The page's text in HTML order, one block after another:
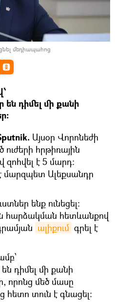
մեդիապահոց
են դիմել մի քանի
Այսօր Վորոնեժի
հրթիռային
է 5 մարդ։
է մարզպետ Ալեքսանդր
ենք ունեցել։
հարձակման հետևանքով
ալիքում գրել է
դիմել մի քանի
որոնց մեծ մասը
հետո տուն է գնացել: